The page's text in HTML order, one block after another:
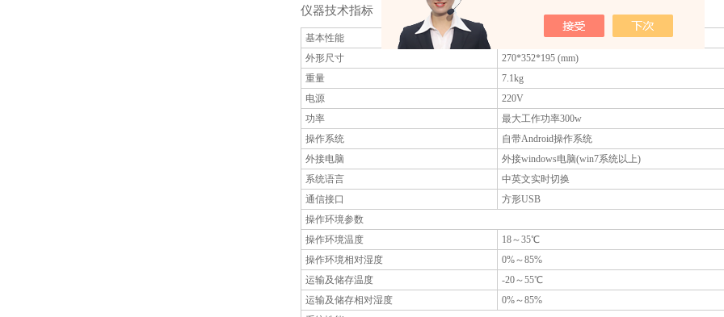
仪器技术指标
基本性能
外形尺寸
270*352*195 (mm)
重量
7.1kg
电源
220V
功率
最大工作功率300w
操作系统
自带Android操作系统
外接电脑
外接windows电脑(win7系统以上)
系统语言
中英文实时切换
通信接口
方形USB
操作环境参数
操作环境温度
18～35℃
操作环境相对湿度
0%～85%
运输及储存温度
-20～55℃
运输及储存相对湿度
0%～85%